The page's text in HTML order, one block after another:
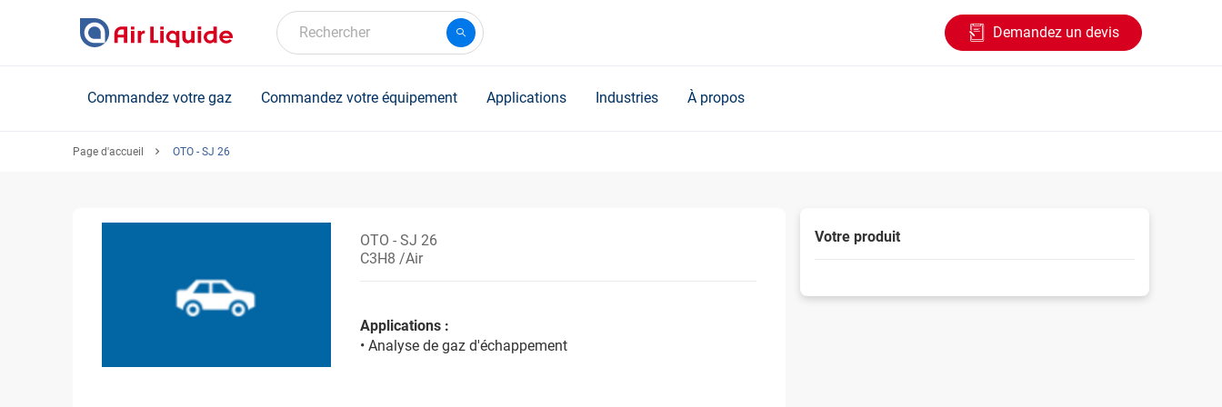
Rechercher Demandez un devis
Commandez votre gaz Commandez votre équipement Applications Industries À propos
Page d'accueil OTO - SJ 26
OTO - SJ 26
C3H8 /Air
Applications :
• Analyse de gaz d'échappement
Votre produit